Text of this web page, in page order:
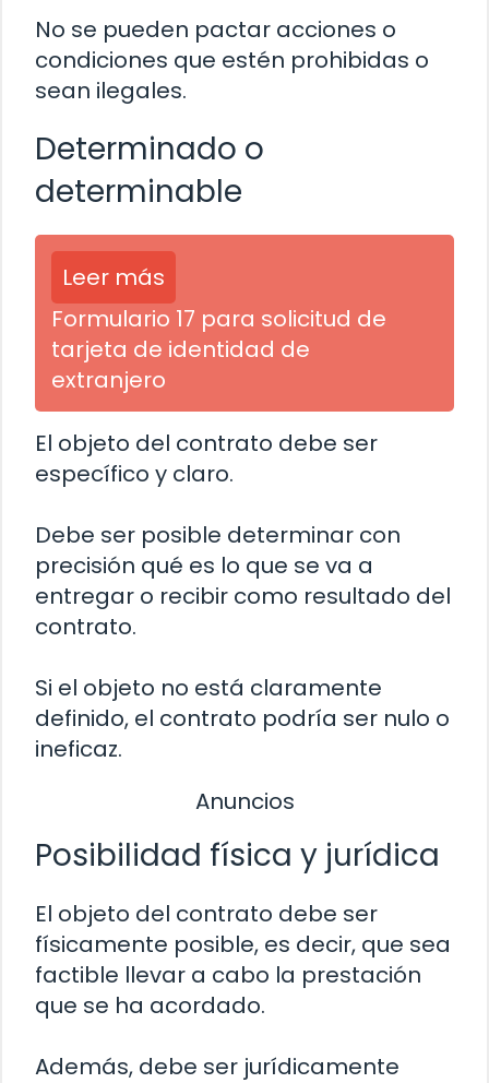
No se pueden pactar acciones o
condiciones que estén prohibidas o
sean ilegales.
Determinado o
determinable
Leer más
Formulario 17 para solicitud de
tarjeta de identidad de
extranjero
El objeto del contrato debe ser
específico y claro.
Debe ser posible determinar con
precisión qué es lo que se va a
entregar o recibir como resultado del
contrato.
Si el objeto no está claramente
definido, el contrato podría ser nulo o
ineficaz.
Anuncios
Posibilidad física y jurídica
El objeto del contrato debe ser
físicamente posible, es decir, que sea
factible llevar a cabo la prestación
que se ha acordado.
Además, debe ser jurídicamente